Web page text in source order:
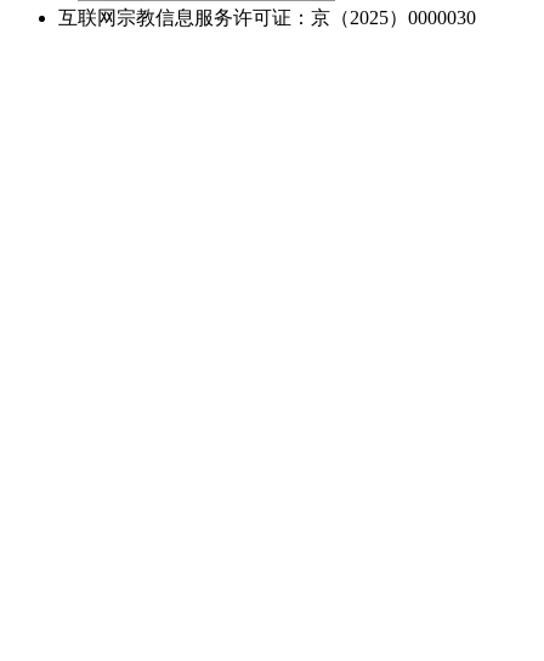
互联网宗教信息服务许可证：京（2025）0000030